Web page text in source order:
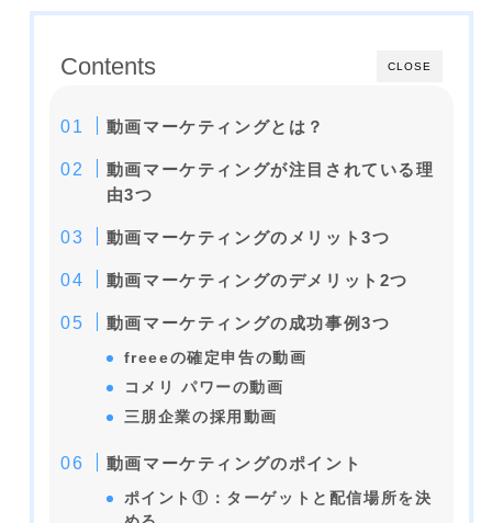
CLOSE
Contents
動画マーケティングとは？
動画マーケティングが注目されている理
由3つ
動画マーケティングのメリット3つ
動画マーケティングのデメリット2つ
動画マーケティングの成功事例3つ
freeeの確定申告の動画
コメリ パワーの動画
三朋企業の採用動画
動画マーケティングのポイント
ポイント①：ターゲットと配信場所を決